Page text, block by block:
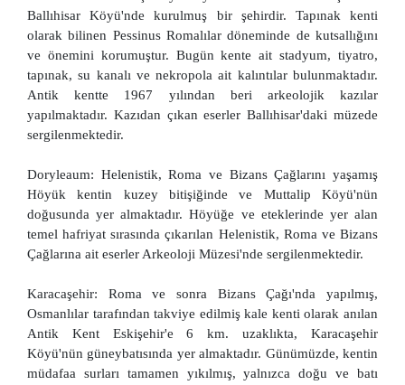
Ballıhisar Köyü'nde kurulmuş bir şehirdir. Tapınak kenti
olarak bilinen Pessinus Romalılar döneminde de kutsallığını
ve önemini korumuştur. Bugün kente ait stadyum, tiyatro,
tapınak, su kanalı ve nekropola ait kalıntılar bulunmaktadır.
Antik kentte 1967 yılından beri arkeolojik kazılar
yapılmaktadır. Kazıdan çıkan eserler Ballıhisar'daki müzede
sergilenmektedir.
Doryleaum: Helenistik, Roma ve Bizans Çağlarını yaşamış
Höyük kentin kuzey bitişiğinde ve Muttalip Köyü'nün
doğusunda yer almaktadır. Höyüğe ve eteklerinde yer alan
temel hafriyat sırasında çıkarılan Helenistik, Roma ve Bizans
Çağlarına ait eserler Arkeoloji Müzesi'nde sergilenmektedir.
Karacaşehir: Roma ve sonra Bizans Çağı'nda yapılmış,
Osmanlılar tarafından takviye edilmiş kale kenti olarak anılan
Antik Kent Eskişehir'e 6 km. uzaklıkta, Karacaşehir
Köyü'nün güneybatısında yer almaktadır. Günümüzde, kentin
müdafaa surları tamamen yıkılmış, yalnızca doğu ve batı